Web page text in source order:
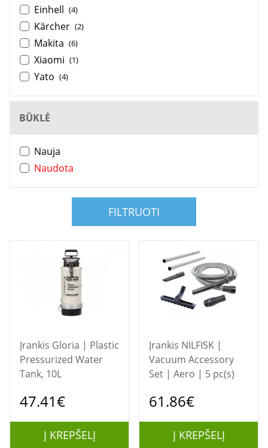
Einhell (4)
Kärcher (2)
Makita (6)
Xiaomi (1)
Yato (4)
BŪKLĖ
Nauja
Naudota
FILTRUOTI
Įrankis Gloria | Plastic
Pressurized Water
Tank, 10L
47.41€
Į KREPŠELĮ
Įrankis NILFISK |
Vacuum Accessory
Set | Aero | 5 pc(s)
61.86€
Į KREPŠELĮ